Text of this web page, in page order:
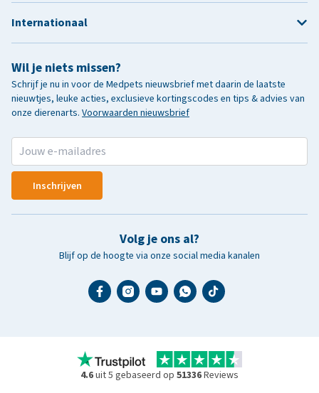
Wil je niets missen?
Schrijf je nu in voor de Medpets nieuwsbrief met daarin de laatste
nieuwtjes, leuke acties, exclusieve kortingscodes en tips & advies van
onze dierenarts. Voorwaarden nieuwsbrief
Inschrijven
Volg je ons al?
Blijf op de hoogte via onze social media kanalen
Internationaal
4.6uit 5 gebaseerd op 51336Reviews